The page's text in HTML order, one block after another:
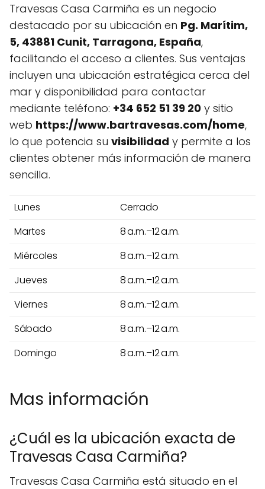
Travesas Casa Carmiña es un negocio
destacado por su ubicación en Pg. Marítim,
5, 43881 Cunit, Tarragona, España,
facilitando el acceso a clientes. Sus ventajas
incluyen una ubicación estratégica cerca del
mar y disponibilidad para contactar
mediante teléfono: +34 652 51 39 20 y sitio
web https://www.bartravesas.com/home,
lo que potencia su visibilidad y permite a los
clientes obtener más información de manera
sencilla.
Lunes
Cerrado
Martes
8 a.m.–12 a.m.
Miércoles
8 a.m.–12 a.m.
Jueves
8 a.m.–12 a.m.
Viernes
8 a.m.–12 a.m.
Sábado
8 a.m.–12 a.m.
Domingo
8 a.m.–12 a.m.
Mas información
¿Cuál es la ubicación exacta de
Travesas Casa Carmiña?
Travesas Casa Carmiña está situado en el